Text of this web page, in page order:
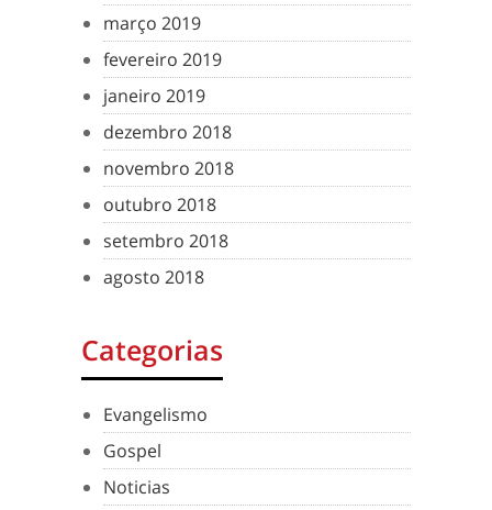
março 2019
fevereiro 2019
janeiro 2019
dezembro 2018
novembro 2018
outubro 2018
setembro 2018
agosto 2018
Categorias
Evangelismo
Gospel
Noticias